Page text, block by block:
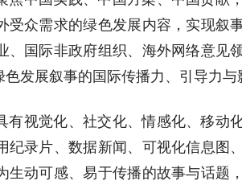
受众需求的绿色发展内容，实现叙
、国际非政府组织、海外网络意见
发展叙事的国际传播力、引导力与
有视觉化、社交化、情感化、移动
纪录片、数据新闻、可视化信息图
生动可感、易于传播的故事与话题